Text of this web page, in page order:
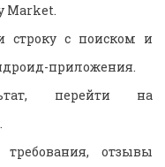
Market.
строку с поиском и
приложения.
перейти на
отзывы